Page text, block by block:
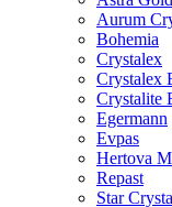
Aurum
Bohemia
Crystalex
Crystalex
Crystalite
Egermann
Evpas
Hertova
Repast
Star